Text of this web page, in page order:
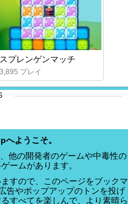
スプレンゲンマッチ
3,895 プレイ
へようこそ。
他の開発者のゲームや中毒性の
ームがあります。
すので、このページをブックマ
告やポップアップのトンを投げ
すべてを楽しんで、より素晴ら